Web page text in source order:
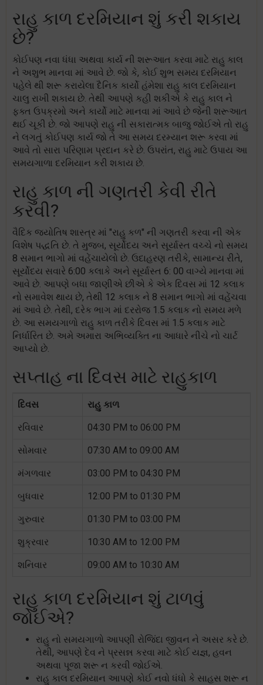
રાહુ કાળ દરમિયાન શું કરી શકાય
છે?
કોઈપણ નવા ધંધા અથવા કાર્ય ની શરૂઆત કરવા માટે રાહુ કાલ
ને અશુભ માનવા માં આવે છે. જો કે, કોઈ શુભ સમય દરમિયાન
પહેલે થી શરૂ કરાયેલા દૈનિક કાર્યો હંમેશા રાહુ કાલ દરમિયાન
ચાલુ રાખી શકાય છે. તેથી આપણે કહી શકીએ કે રાહુ કાલ ને
ફક્ત ઉપક્રમો અને કાર્યો માટે માનવા માં આવે છે જેની શરૂઆત
થઈ ચૂકી છે. જો આપણે રાહુ ની સકારાત્મક બાજુ જોઈએ તો રાહુ
ને લગતું કોઈપણ કાર્ય જો તે આ સમય દરમ્યાન શરૂ કરવા માં
આવે તો સારા પરિણામ પ્રદાન કરે છે. ઉપરાંત, રાહુ માટે ઉપાય આ
સમયગાળા દરમિયાન કરી શકાય છે.
રાહુ કાળ ની ગણતરી કેવી રીતે
કરવી?
વૈદિક જ્યોતિષ શાસ્ત્ર માં "રાહુ કળ" ની ગણતરી કરવા ની એક
વિશેષ પદ્ધતિ છે. તે મુજબ, સૂર્યોદય અને સૂર્યાસ્ત વચ્ચે નો સમય
8 સમાન ભાગો માં વહેંચાયેલો છે. ઉદાહરણ તરીકે, સામાન્ય રીતે,
સૂર્યોદય સવારે 6:00 કલાકે અને સૂર્યાસ્ત 6: 00 વાગ્યે માનવા માં
આવે છે. આપણે બધા જાણીએ છીએ કે એક દિવસ માં 12 કલાક
નો સમાવેશ થાય છે, તેથી 12 કલાક ને 8 સમાન ભાગો માં વહેંચવા
માં આવે છે. તેથી, દરેક ભાગ માં દરરોજ 1.5 કલાક નો સમય મળે
છે. આ સમયગાળો રાહુ કાળ તરીકે દિવસ માં 1.5 કલાક માટે
નિર્ધારિત છે. અમે અમારા અભિવ્યક્તિ ના આધારે નીચે નો ચાર્ટ
આપ્યો છે.
સપ્તાહ ના દિવસ માટે રાહુકાળ
દિવસ રાહુ કાળ
રવિવાર 04:30 PM to 06:00 PM
સોમવાર 07:30 AM to 09:00 AM
મંગળવાર 03:00 PM to 04:30 PM
બુધવાર 12:00 PM to 01:30 PM
ગુરુવાર 01:30 PM to 03:00 PM
શુક્રવાર 10:30 AM to 12:00 PM
શનિવાર 09:00 AM to 10:30 AM
રાહુ કાળ દરમિયાન શું ટાળવું
જોઈએ?
રાહુ નો સમયગાળો આપણી રોજિંદા જીવન ને અસર કરે છે.
તેથી, આપણે દેવ ને પ્રસન્ન કરવા માટે કોઈ યજ્ઞ, હવન
અથવા પૂજા શરૂ ન કરવી જોઈએ.
રાહુ કાલ દરમિયાન આપણે કોઈ નવો ધંધો કે સાહસ શરૂ ન